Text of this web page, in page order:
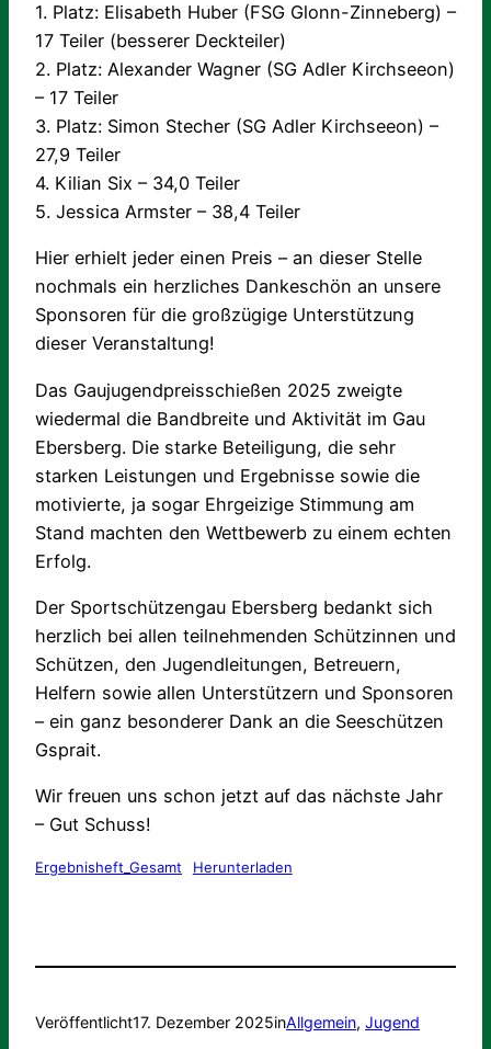
1. Platz: Elisabeth Huber (FSG Glonn-Zinneberg) –
17 Teiler (besserer Deckteiler)
2. Platz: Alexander Wagner (SG Adler Kirchseeon)
– 17 Teiler
3. Platz: Simon Stecher (SG Adler Kirchseeon) –
27,9 Teiler
4. Kilian Six – 34,0 Teiler
5. Jessica Armster – 38,4 Teiler
Hier erhielt jeder einen Preis – an dieser Stelle
nochmals ein herzliches Dankeschön an unsere
Sponsoren für die großzügige Unterstützung
dieser Veranstaltung!
Das Gaujugendpreisschießen 2025 zweigte
wiedermal die Bandbreite und Aktivität im Gau
Ebersberg. Die starke Beteiligung, die sehr
starken Leistungen und Ergebnisse sowie die
motivierte, ja sogar Ehrgeizige Stimmung am
Stand machten den Wettbewerb zu einem echten
Erfolg.
Der Sportschützengau Ebersberg bedankt sich
herzlich bei allen teilnehmenden Schützinnen und
Schützen, den Jugendleitungen, Betreuern,
Helfern sowie allen Unterstützern und Sponsoren
– ein ganz besonderer Dank an die Seeschützen
Gsprait.
Wir freuen uns schon jetzt auf das nächste Jahr
– Gut Schuss!
Ergebnisheft_Gesamt Herunterladen
Veröffentlicht17. Dezember 2025inAllgemein, Jugend